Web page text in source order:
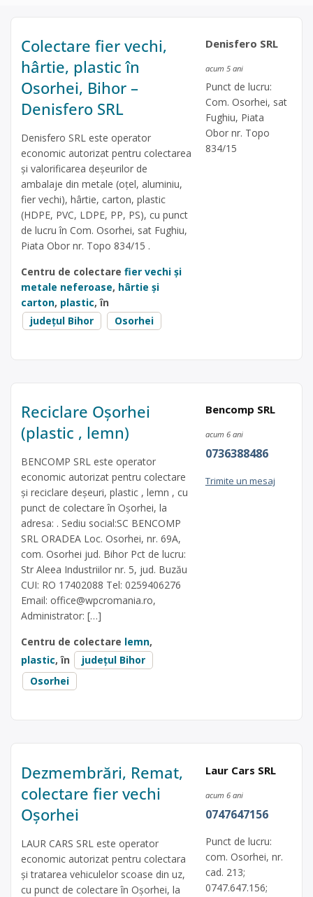
Colectare fier vechi,
hârtie, plastic în
Osorhei, Bihor –
Denisfero SRL
Denisfero SRL este operator
economic autorizat pentru colectarea
și valorificarea deșeurilor de
ambalaje din metale (oțel, aluminiu,
fier vechi), hârtie, carton, plastic
(HDPE, PVC, LDPE, PP, PS), cu punct
de lucru în Com. Osorhei, sat Fughiu,
Piata Obor nr. Topo 834/15 .
Centru de colectare fier vechi și
metale neferoase, hârtie și
carton, plastic, în
județul Bihor
Osorhei
Denisfero SRL
acum 5 ani
Punct de lucru:
Com. Osorhei, sat
Fughiu, Piata
Obor nr. Topo
834/15
Reciclare Oșorhei
(plastic , lemn)
BENCOMP SRL este operator
economic autorizat pentru colectare
și reciclare deșeuri, plastic , lemn , cu
punct de colectare în Oșorhei, la
adresa: . Sediu social:SC BENCOMP
SRL ORADEA Loc. Osorhei, nr. 69A,
com. Osorhei jud. Bihor Pct de lucru:
Str Aleea Industriilor nr. 5, jud. Buzău
CUI: RO 17402088 Tel: 0259406276
Email: office@wpcromania.ro,
Administrator: […]
Centru de colectare lemn,
plastic, în
județul Bihor
Osorhei
Bencomp SRL
acum 6 ani
0736388486
Trimite un mesaj
Dezmembrări, Remat,
colectare fier vechi
Oșorhei
LAUR CARS SRL este operator
economic autorizat pentru colectara
și tratarea vehiculelor scoase din uz,
cu punct de colectare în Oșorhei, la
Laur Cars SRL
acum 6 ani
0747647156
Punct de lucru:
com. Osorhei, nr.
cad. 213;
0747.647.156;